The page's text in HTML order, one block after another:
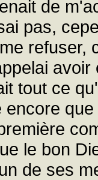
de
pas,
refuser,
tout ce
encore
le bon
de ses